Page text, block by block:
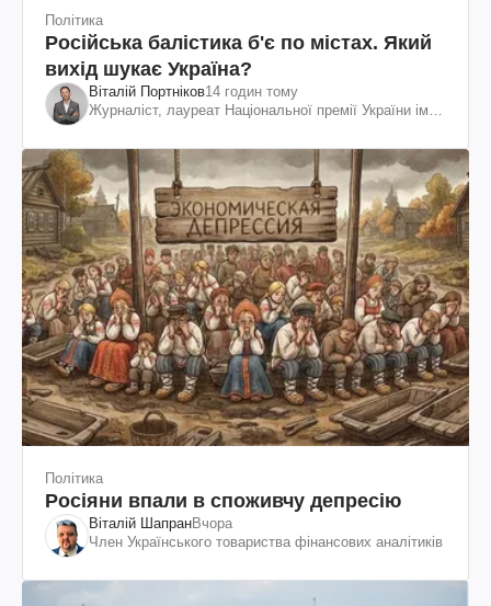
Політика
Російська балістика б'є по містах. Який
вихід шукає Україна?
Віталій Портніков14 годин тому
Журналіст, лауреат Національної премії України ім.
Політика
Росіяни впали в споживчу депресію
Віталій ШапранВчора
Член Українського товариства фінансових аналітиків